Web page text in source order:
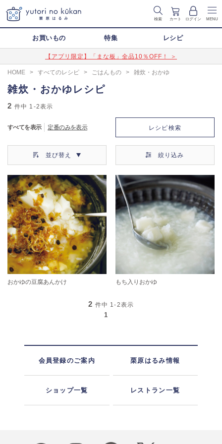
検索 カート ログイン MENU
お買いもの 特集 レシピ
【アプリ限定】「まな板」全品10％OFF！ ＞
HOME > すべてのレシピ > ごはんもの > 雑炊・おかゆ
雑炊・おかゆレシピ
2 件中 1-2表示
すべてを表示 定番のみを表示 レシピ検索
並び替え 絞り込み
おかゆの豆腐あんかけ もち入りおかゆ
2 件中 1-2表示
1
会員登録のご案内 栗原はるみ情報
ショップ一覧 レストラン一覧